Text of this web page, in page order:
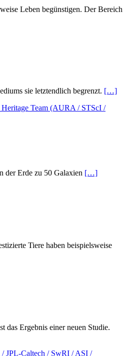
Leben begünstigen. Der Bereich
sie letztendlich begrenzt. […]
der Erde zu 50 Galaxien […]
Tiere haben beispielsweise
das Ergebnis einer neuen Studie.